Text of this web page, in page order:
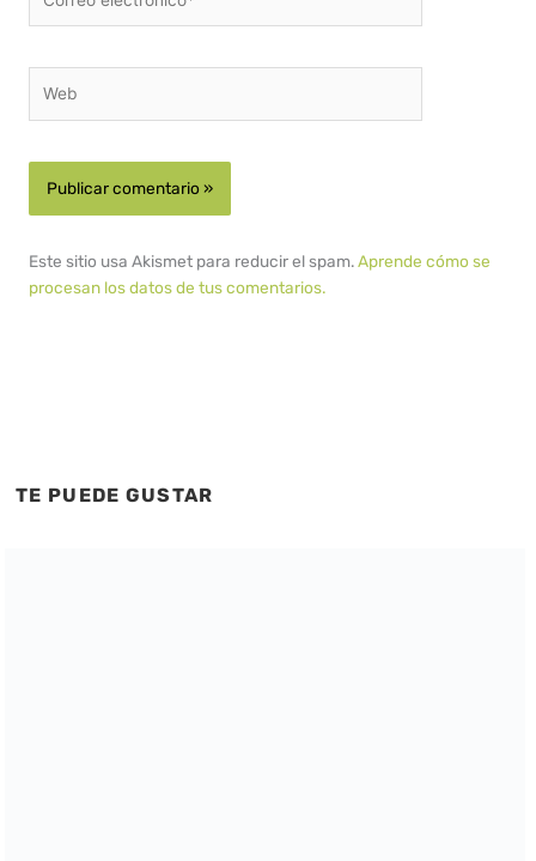
electrónico*
Este sitio usa Akismet para reducir el spam.Aprende cómo se
procesan los datos de tus comentarios.
TE PUEDE GUSTAR